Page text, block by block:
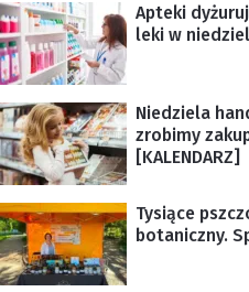
Apteki
leki w
Niedziela
zrobimy
[KALENDARZ]
Tysiące
botaniczny.